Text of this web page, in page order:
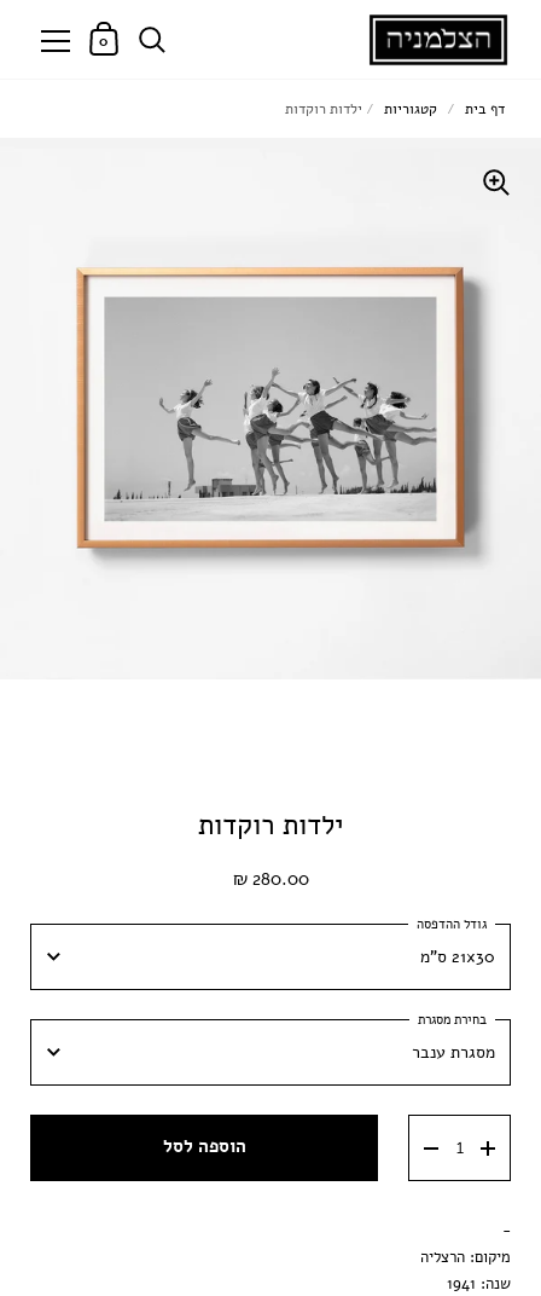
0
ילדות רוקדות
280.00 ₪
21x30 ס"מ
21x30 ס"מ
30x42 ס״מ
40x60 ס״מ
50x70 ס״מ
מסגרת ענבר
מסגרת וונגה
הדפסה בלבד
הוספה לסל
-
מיקום: הרצליה
שנה: 1941
דף בית / קטגוריות / ילדות רוקדות